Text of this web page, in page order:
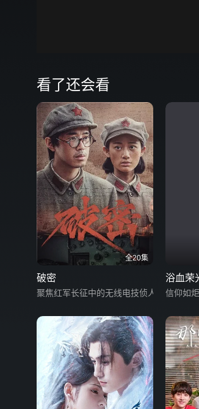
看了还会看
全20集
破密
聚焦红军长征中的无线电技侦人员
浴血荣
信仰如